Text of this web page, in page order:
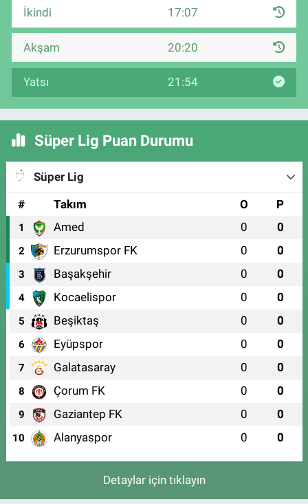
İkindi 17:07
Akşam 20:20
Yatsı 21:54
Süper Lig Puan Durumu
Süper Lig
#
Takım O P
1 Amed 0 0
2 Erzurumspor FK 0 0
3 Başakşehir 0 0
4 Kocaelispor 0 0
5 Beşiktaş 0 0
6 Eyüpspor 0 0
7 Galatasaray 0 0
8 Çorum FK 0 0
9 Gaziantep FK 0 0
10 Alanyaspor 0 0
Detaylar için tıklayın